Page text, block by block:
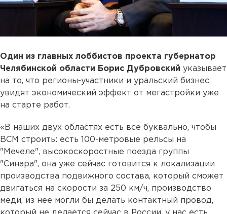
Один из главных лоббистов проекта губернатор
Челябинской области Борис Дубровский указывает
на то, что регионы-участники и уральский бизнес
увидят экономический эффект от мегастройки уже
на старте работ.
«В наших двух областях есть все буквально, чтобы
ВСМ строить: есть 100-метровые рельсы на
"Мечеле", высокоскоростные поезда группы
"Синара", она уже сейчас готовится к локализации
производства подвижного состава, который сможет
двигаться на скорости за 250 км/ч, производство
меди, из нее могли бы делать контактный провод,